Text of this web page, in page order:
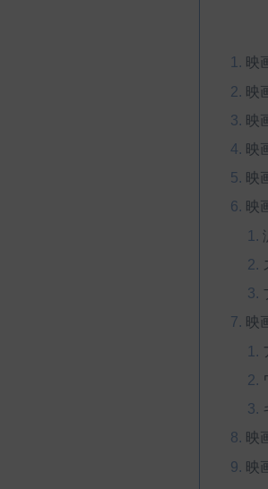
映
映
映
映
映
映
映
映
映